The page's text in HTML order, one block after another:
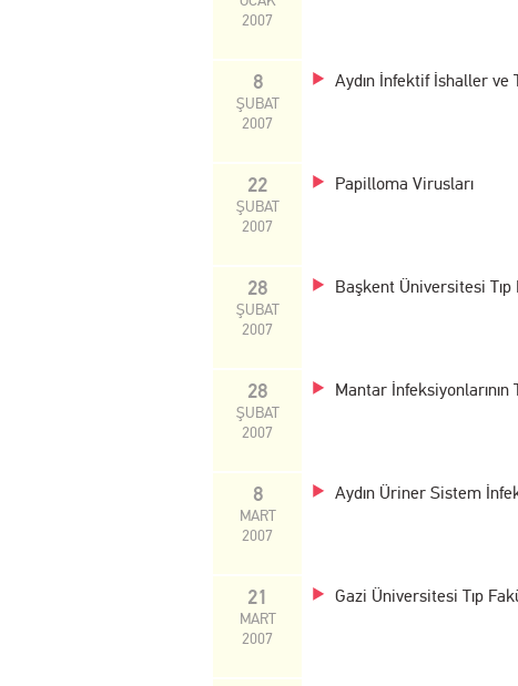
2007
8
ŞUBAT
2007
Aydın İnfektif İshaller ve
22
ŞUBAT
2007
Papilloma Virusları
28
ŞUBAT
2007
Başkent Üniversitesi
28
ŞUBAT
2007
Mantar İnfeksiyonlarının
8
MART
2007
Aydın Üriner Sistem
21
MART
2007
Gazi Üniversitesi Tıp